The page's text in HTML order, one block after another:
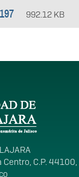
992.12 KB
portal
Centro, C.P. 44100,